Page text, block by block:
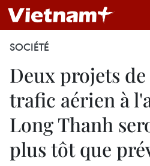
SOCIÉTÉ
Deux projets
trafic aérien à
Long Thanh
plus tôt que